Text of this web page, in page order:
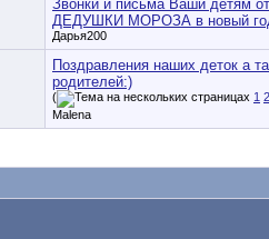
Звонки и письма Ваши детям от
ДЕДУШКИ МОРОЗА в новый
Дарья200
Поздравления наших деток а
родителей:)
( 1 2
Malena